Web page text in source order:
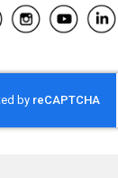
Samsung El
Samsung
Samsung Nicaragua
Samsung Panamá